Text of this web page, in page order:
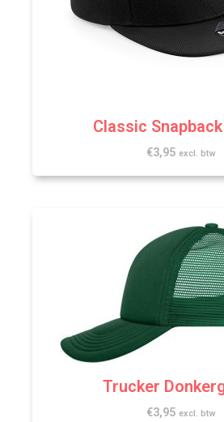
Classic
€3,95 excl. btw
Trucker
€3,95 excl. btw